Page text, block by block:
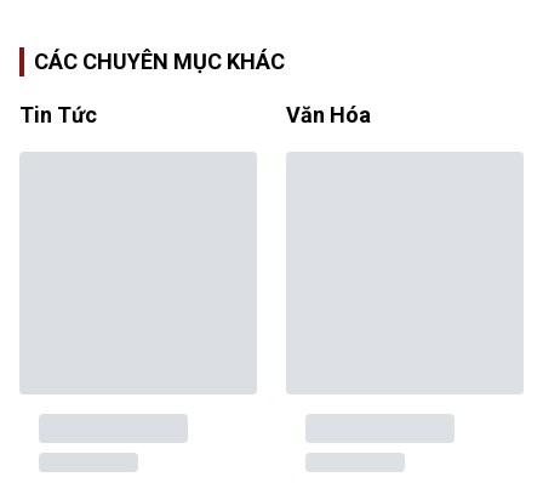
CÁC CHUYÊN MỤC KHÁC
Tin Tức Văn Hóa